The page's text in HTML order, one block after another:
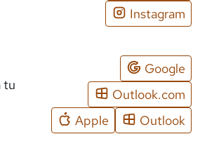
Instagram
tu
Google
Outlook.com
Apple
Outlook